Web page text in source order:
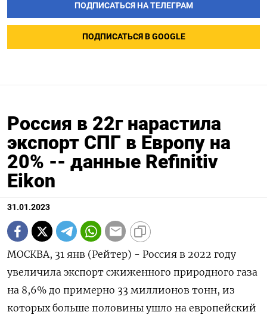
ПОДПИСАТЬСЯ НА ТЕЛЕГРАМ
ПОДПИСАТЬСЯ В GOOGLE
Россия в 22г нарастила
экспорт СПГ в Европу на
20% -- данные Refinitiv
Eikon
31.01.2023
МОСКВА, 31 янв (Рейтер) - Россия в 2022 году
увеличила экспорт сжиженного природного газа
на 8,6% до примерно 33 миллионов тонн, из
которых больше половины ушло на европейский